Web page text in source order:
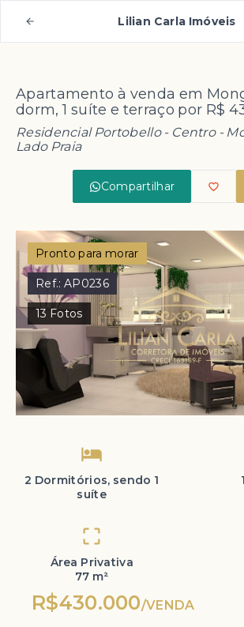
Lilian Carla Imóveis
Apartamento à venda em
dorm, 1 suíte e terraço por R$
Residencial Portobello - Centro -
Lado Praia
Compartilhar
Pronto para morar
Ref.:AP0236
13 Fotos
2 Dormitórios, sendo 1
suíte
Área Privativa
77 m²
R$430.000/VENDA